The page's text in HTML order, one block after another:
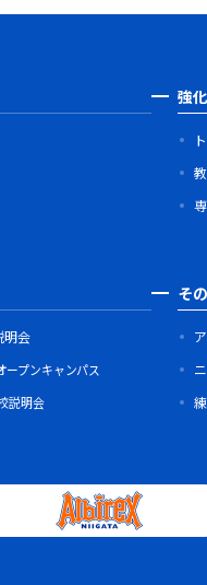
強
明会
ープンキャンパス
説明会
そ